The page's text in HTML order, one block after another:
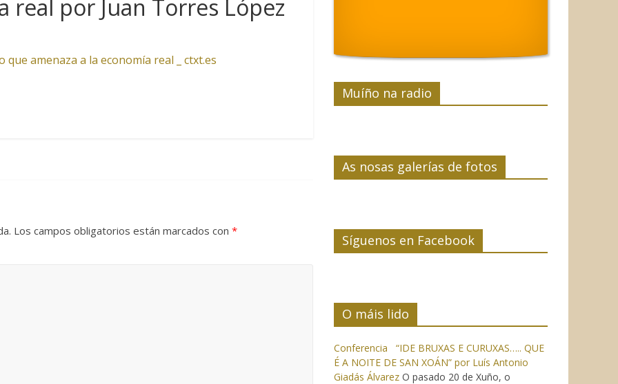
real por Juan Torres López
amenaza a la economía real _ ctxt.es
Los campos obligatorios están marcados con *
Muíño na radio
As nosas galerías de fotos
Síguenos en Facebook
O máis lido
Conferencia “IDE BRUXAS E CURUXAS….. QUE
É A NOITE DE SAN XOÁN” por Luís Antonio
Giadás Álvarez O pasado 20 de Xuño, o